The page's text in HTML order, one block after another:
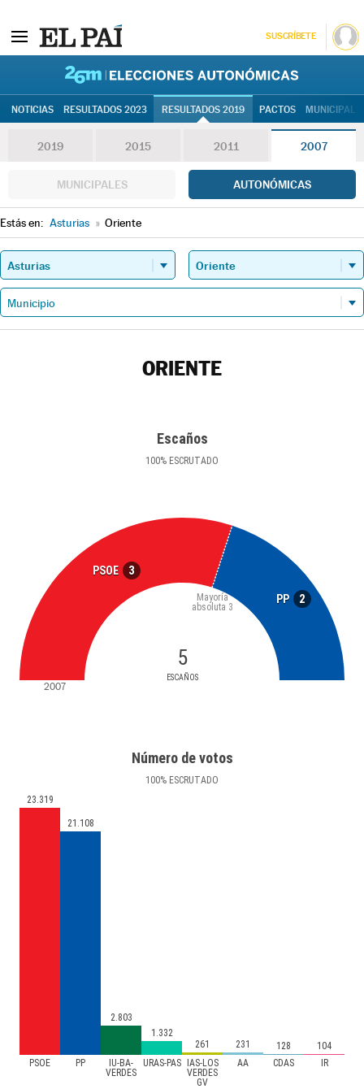
SUSCRÍBETE
NOTICIAS RESULTADOS 2023 RESULTADOS 2019 PACTOS
2019 2015 2011 2007
MUNICIPALES AUTONÓMICAS
Estás en: Asturias » Oriente
ORIENTE
Escaños
100% ESCRUTADO
PSOE 3
PP 2
5
ESCAÑOS
Mayoría
absoluta 3
2007
Número de votos
100% ESCRUTADO
PSOE PP
IU-BA-
VERDES
URAS-PAS
IAS-LOS
VERDES
GV
AA CDAS IR
23.319
21.108
2.803
1.332
261
231 128 104